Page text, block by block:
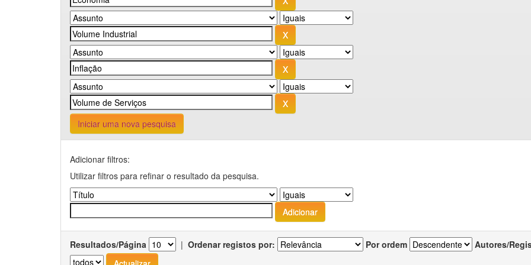
Iniciar uma nova pesquisa
Adicionar filtros:
Utilizar filtros para refinar o resultado da pesquisa.
Resultados/Página | Ordenar registos por: Por ordem Autores/